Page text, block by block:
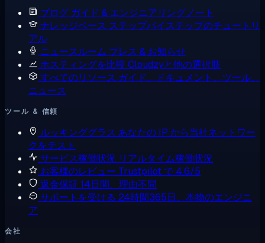
ブログ ガイド & エンジニアリングノート
ナレッジベース ステップバイステップのチュートリ
アル
ニュースルーム プレス & お知らせ
ホスティングを比較 Cloudzyと他の選択肢
すべてのリソース ガイド、ドキュメント、ツール、
ニュース
ツール & 信頼
ルッキンググラス あなたの IP から当社ネットワー
クをテスト
サービス稼働状況 リアルタイム稼働状況
お客様のレビュー Trustpilot で 4.6/5
返金保証 14日間、理由不問
サポートを受ける 24時間365日、本物のエンジニ
ア
会社